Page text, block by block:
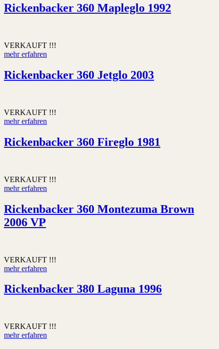
Rickenbacker 360 Mapleglo 1992
VERKAUFT !!!
mehr erfahren
Rickenbacker 360 Jetglo 2003
VERKAUFT !!!
mehr erfahren
Rickenbacker 360 Fireglo 1981
VERKAUFT !!!
mehr erfahren
Rickenbacker 360 Montezuma Brown
2006 VP
VERKAUFT !!!
mehr erfahren
Rickenbacker 380 Laguna 1996
VERKAUFT !!!
mehr erfahren